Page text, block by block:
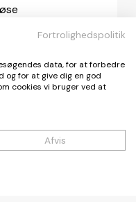
Fortrolighedspolitik
data, for at forbedre
og for at give dig en god
cookies vi bruger ved at
Afvis